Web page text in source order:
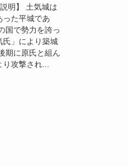
明】 土気城は
った平城であ
国で勢力を誇っ
氏」により築城
期に原氏と組ん
り攻撃され...